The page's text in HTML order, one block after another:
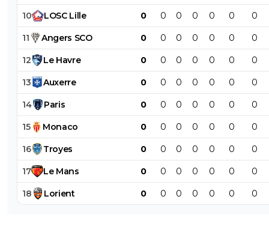
10 LOSC Lille 0 0 0 0 0 0 0
11 Angers SCO 0 0 0 0 0 0 0
12 Le Havre 0 0 0 0 0 0 0
13 Auxerre 0 0 0 0 0 0 0
14 Paris 0 0 0 0 0 0 0
15 Monaco 0 0 0 0 0 0 0
16 Troyes 0 0 0 0 0 0 0
17 Le Mans 0 0 0 0 0 0 0
18 Lorient 0 0 0 0 0 0 0